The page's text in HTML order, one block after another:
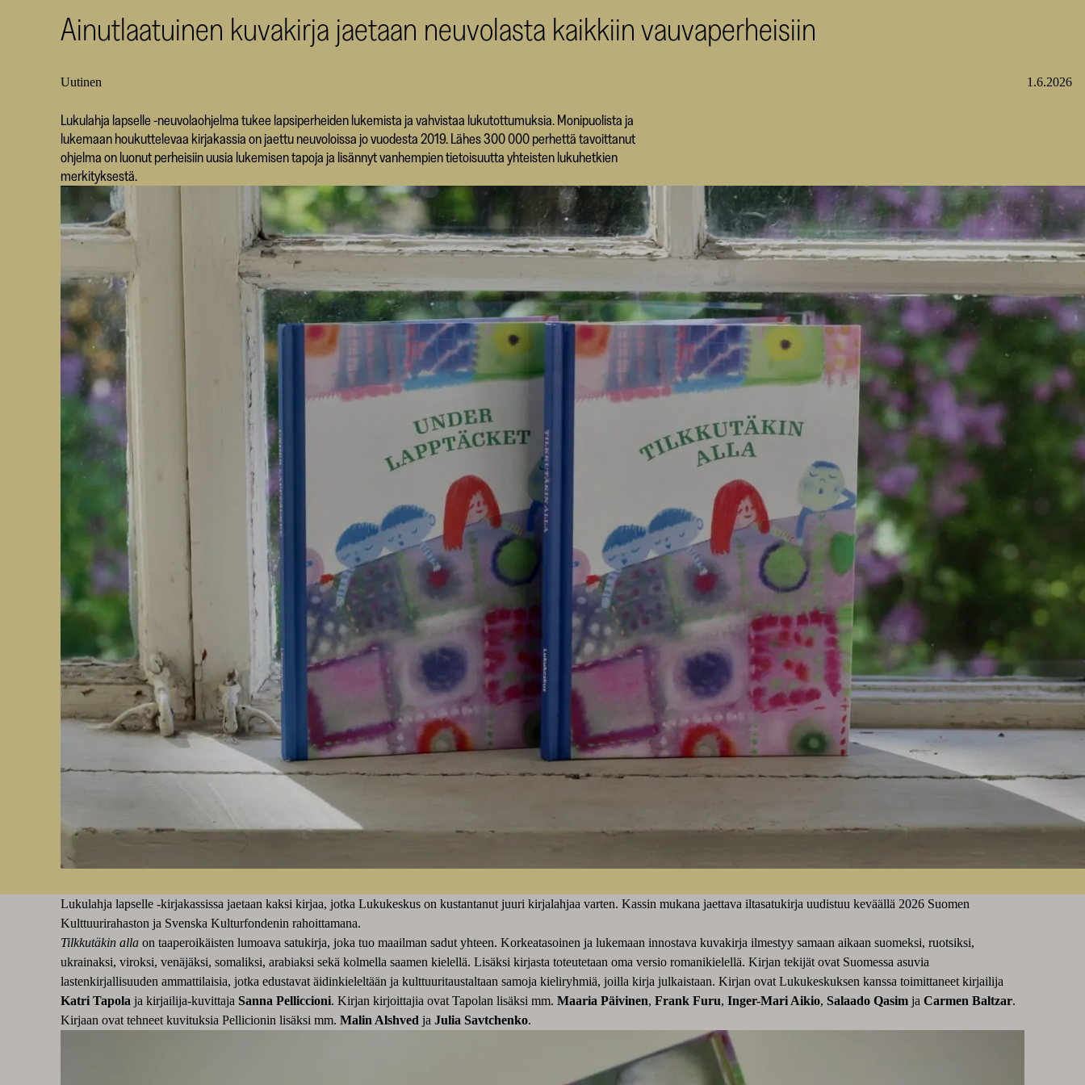
Ainutlaatuinen kuvakirja jaetaan neuvolasta kaikkiin vauvaperheisiin
Uutinen 1.6.2026
Lukulahja lapselle -neuvolaohjelma tukee lapsiperheiden lukemista ja vahvistaa lukutottumuksia. Monipuolista ja
lukemaan houkuttelevaa kirjakassia on jaettu neuvoloissa jo vuodesta 2019. Lähes 300 000 perhettä tavoittanut
ohjelma on luonut perheisiin uusia lukemisen tapoja ja lisännyt vanhempien tietoisuutta yhteisten lukuhetkien
merkityksestä.
Lukulahja lapselle -kirjakassissa jaetaan kaksi kirjaa, jotka Lukukeskus on kustantanut juuri kirjalahjaa varten. Kassin mukana jaettava iltasatukirja uudistuu keväällä 2026 Suomen
Kulttuurirahaston ja Svenska Kulturfondenin rahoittamana.
Tilkkutäkin allaon taaperoikäisten lumoava satukirja, joka tuo maailman sadut yhteen. Korkeatasoinen ja lukemaan innostava kuvakirja ilmestyy samaan aikaan suomeksi, ruotsiksi,
ukrainaksi, viroksi, venäjäksi, somaliksi, arabiaksi sekä kolmella saamen kielellä. Lisäksi kirjasta toteutetaan oma versio romanikielellä. Kirjan tekijät ovat Suomessa asuvia
lastenkirjallisuuden ammattilaisia, jotka edustavat äidinkieleltään ja kulttuuritaustaltaan samoja kieliryhmiä, joilla kirja julkaistaan. Kirjan ovat Lukukeskuksen kanssa toimittaneet kirjailija
Katri Tapola ja kirjailija-kuvittaja Sanna Pelliccioni. Kirjan kirjoittajia ovat Tapolan lisäksi mm. Maaria Päivinen, Frank Furu, Inger-Mari Aikio, Salaado Qasimja Carmen Baltzar.
Kirjaan ovat tehneet kuvituksia Pellicionin lisäksi mm. Malin Alshved ja Julia Savtchenko.